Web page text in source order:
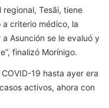
regional, Tesãi, tiene
criterio médico, la
Asunción se le evaluó y
finalizó Morínigo.
19 hasta ayer era
activos, ahora con